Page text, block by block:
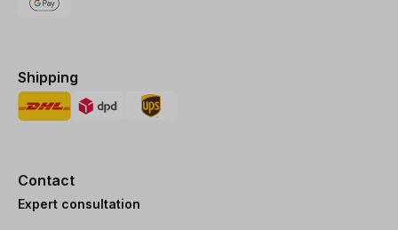
Shipping
Contact
Expert consultation